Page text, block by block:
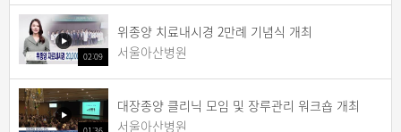
02:09
위종양 치료내시경 2만례 기념식 개최
서울아산병원
대장종양 클리닉 모임 및 장루관리 워크숍 개최
서울아산병원